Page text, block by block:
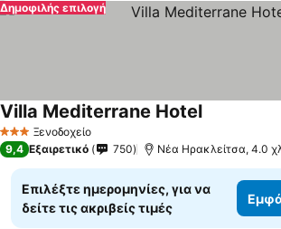
Δημοφιλής επιλογή
3 ΑστέριαΞενοδοχείο
Villa Mediterrane Hotel
9,4 Εξαιρετικό 750 Νέα Ηρακλείτσα, 4.0
Επιλέξτε ημερομηνίες, για να
δείτε τις ακριβείς τιμές